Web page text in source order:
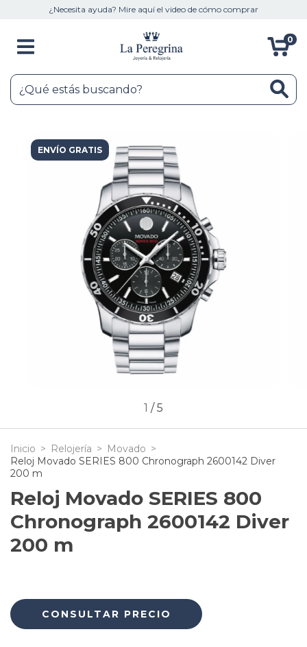
¿Necesita ayuda? Mire aquí el video de cómo comprar
0
ENVÍO GRATIS
1 /5
Inicio > Relojería > Movado >
Reloj Movado SERIES 800 Chronograph 2600142 Diver
200 m
Reloj Movado SERIES 800
Chronograph 2600142 Diver
200 m